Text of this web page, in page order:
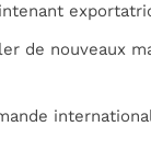
de nouveaux